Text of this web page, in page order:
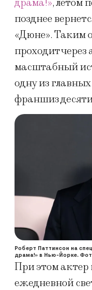
позднее
«Дюне». Таким
проходит через
масштабный
одну из
франшиз
Роберт Паттинсон на
драма!» в Нью-Йорке.
При этом актер
ежедневной